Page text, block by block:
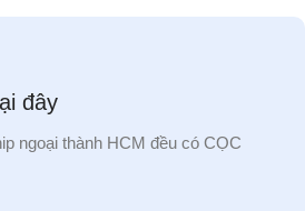
đây
ngoại thành HCM đều có CỌC